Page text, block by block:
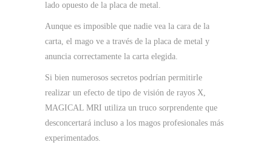
lado opuesto de la placa de metal.
Aunque es imposible que nadie vea la cara de la
carta, el mago ve a través de la placa de metal y
anuncia correctamente la carta elegida.
Si bien numerosos secretos podrían permitirle
realizar un efecto de tipo de visión de rayos X,
MAGICAL MRI utiliza un truco sorprendente que
desconcertará incluso a los magos profesionales más
experimentados.